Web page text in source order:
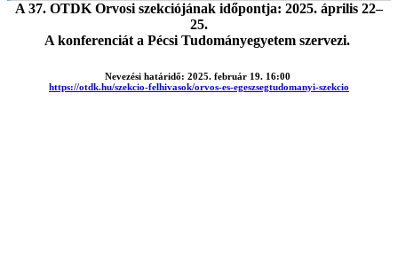
A 37. OTDK Orvosi szekciójának időpontja: 2025. április 22–
25.
A konferenciát a Pécsi Tudományegyetem szervezi.
Nevezési határidő: 2025. február 19. 16:00
https://otdk.hu/szekcio-felhivasok/orvos-es-egeszsegtudomanyi-szekcio